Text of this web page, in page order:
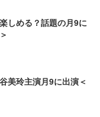
しめる？話題の月9に
美玲主演月9に出演＜